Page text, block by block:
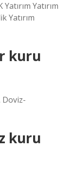
Yatırım
Yatırım
kuru
Doviz-
kuru